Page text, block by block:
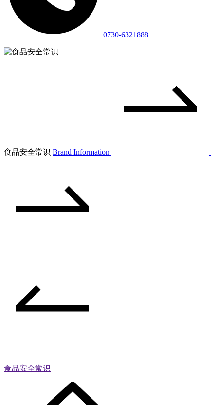
0730-6321888
食品安全常识 Brand Information
食品安全常识